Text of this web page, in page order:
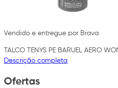
Vendido e entregue por Brava
TALCO TENYS PE BARUEL AERO
Descrição completa
Ofertas